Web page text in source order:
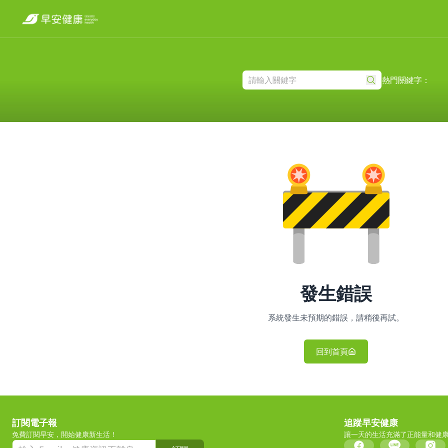
熱門關鍵字：
發生錯誤
系統發生未預期的錯誤，請稍後再試。
回到首頁
訂閱電子報
免費訂閱早安，開始健康新生活！
追蹤早安健康
讓一天的生活充滿了正能量和健